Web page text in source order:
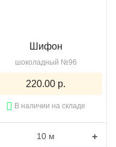
Шифон
шоколадный №96
220.00 р.
В наличии на складе
+